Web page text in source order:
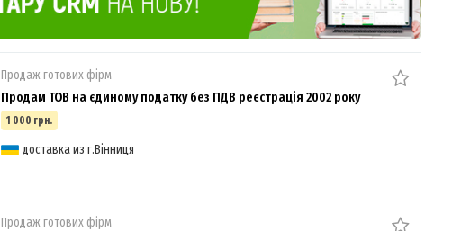
Продаж готових фірм
Продам ТОВ на єдиному податку без ПДВ реєстрація 2002 року
1 000 грн.
доставка из г.Вінниця
Продаж готових фірм